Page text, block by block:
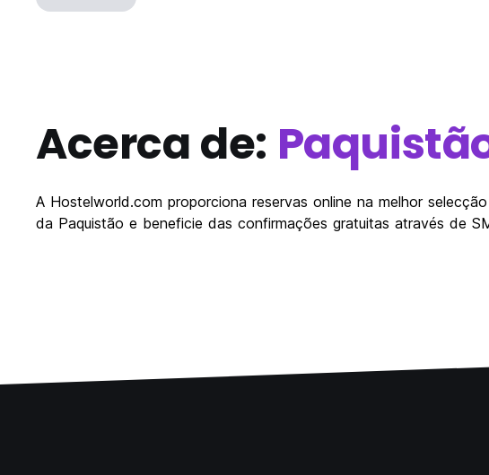
Acerca de:
A Hostelworld.com proporciona reservas online na melhor
da Paquistão e beneficie das confirmações gratuitas através de